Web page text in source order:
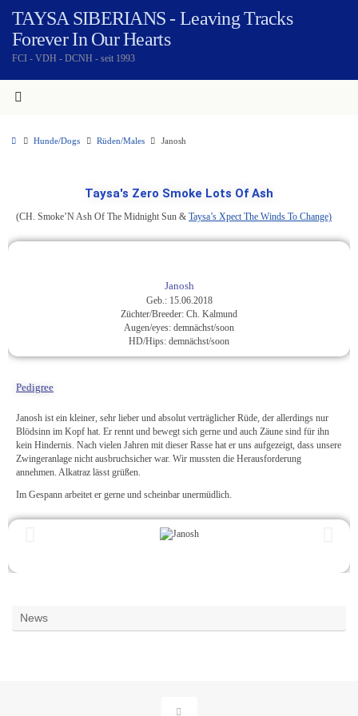
TAYSA SIBERIANS - Leaving Tracks
Forever In Our Hearts
FCI - VDH - DCNH - seit 1993
Hunde/Dogs Rüden/Males Janosh
Taysa's Zero Smoke Lots Of Ash
(CH. Smoke’N Ash Of The Midnight Sun & Taysa’s Xpect The Winds To Change)
Janosh
Geb.: 15.06.2018
Züchter/Breeder: Ch. Kalmund
Augen/eyes: demnächst/soon
HD/Hips: demnächst/soon
Pedigree
Janosh ist ein kleiner, sehr lieber und absolut verträglicher Rüde, der allerdings nur
Blödsinn im Kopf hat. Er rennt und bewegt sich gerne und auch Zäune sind für ihn
kein Hindernis. Nach vielen Jahren mit dieser Rasse hat er uns aufgezeigt, dass unsere
Zwingeranlage nicht ausbruchsicher war. Wir mussten die Herausforderung
annehmen. Alkatraz lässt grüßen.
Im Gespann arbeitet er gerne und scheinbar unermüdlich.
News